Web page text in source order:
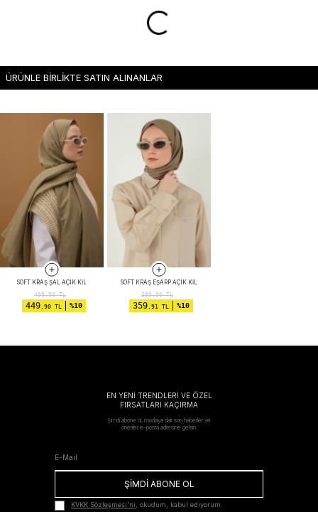
ÜRÜNLE BİRLİKTE SATIN ALINANLAR
SOFT KRAŞ ŞAL AÇIK KIL
499,90TL
449,90 TL %10
SOFT KRAŞ EŞARP AÇIK KIL
399,90TL
359,91 TL %10
EN YENİ TRENDLERİ VE ÖZEL
FIRSATLARI KAÇIRMA
Şimdi abone ol, modaya dair son haberler ve
öneriler e-posta adresine gelsin.
ŞİMDİ ABONE OL
KVKK Sözleşmesi'ni, okudum, kabul ediyorum.